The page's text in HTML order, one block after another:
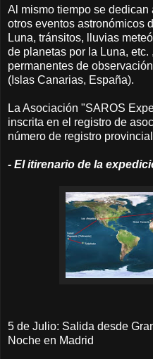
Al mismo tiempo se
otros eventos astronómicos
Luna, tránsitos, lluvias
de planetas por la Luna,
permanentes de
(Islas Canarias, España).
La Asociación "SAROS
inscrita en el registro de
número de registro
- El itirenario de la
5 de Julio: Salida desde
Noche en Madrid